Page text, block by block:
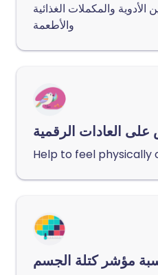
والمكملات الغذائية
والأطعمة
العادات الرقمية
Help to feel
مؤشر كتلة الجسم